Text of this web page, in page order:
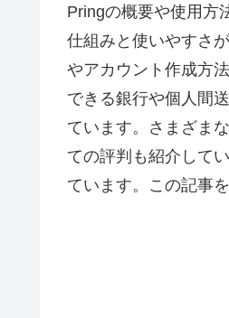
Pringの概要や使用方
仕組みと使いやすさ
やアカウント作成方
できる銀行や個人間
ています。さまざま
ての評判も紹介して
ています。この記事